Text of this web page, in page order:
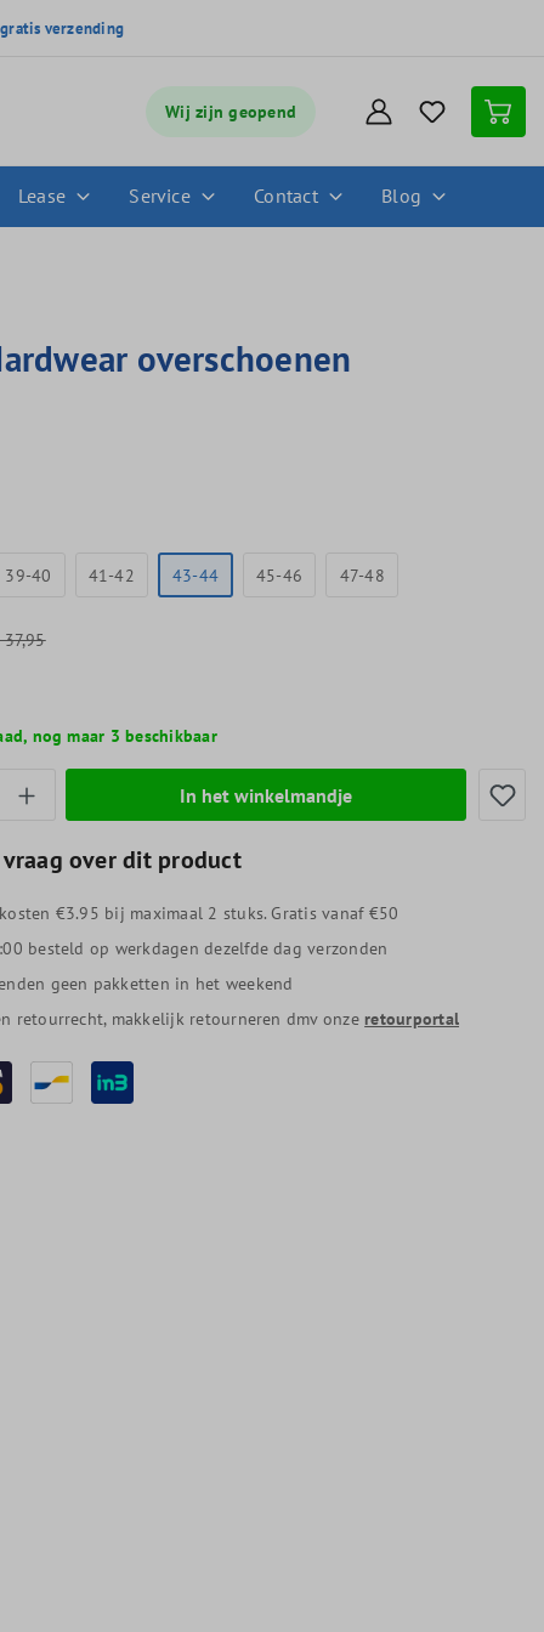
gratis verzending
Wij zijn geopend
Lease Service Contact Blog
overschoenen
39-40 41-42 43-44 45-46 47-48
37,95
nog maar 3 beschikbaar
Voer de gewenste
In het winkelmandje
over dit product
€3.95 bij maximaal 2 stuks. Gratis vanaf €50
besteld op werkdagen dezelfde dag verzonden
geen pakketten in het weekend
retourrecht, makkelijk retourneren dmv onze retourportal